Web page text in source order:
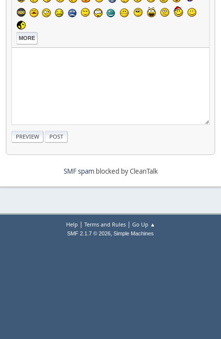
MORE
SMF spamblocked by CleanTalk
Help | Terms and Rules| Go Up ▲
SMF 2.1.7 © 2026, Simple Machines